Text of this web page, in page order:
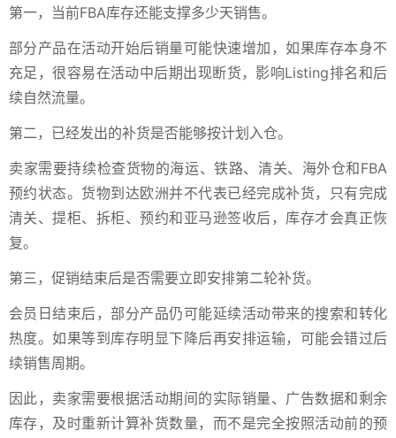
第一，当前FBA库存还能支撑多少天销售。
部分产品在活动开始后销量可能快速增加，如果库存本身不
充足，很容易在活动中后期出现断货，影响Listing排名和后
续自然流量。
第二，已经发出的补货是否能够按计划入仓。
卖家需要持续检查货物的海运、铁路、清关、海外仓和FBA
预约状态。货物到达欧洲并不代表已经完成补货，只有完成
清关、提柜、拆柜、预约和亚马逊签收后，库存才会真正恢
复。
第三，促销结束后是否需要立即安排第二轮补货。
会员日结束后，部分产品仍可能延续活动带来的搜索和转化
热度。如果等到库存明显下降后再安排运输，可能会错过后
续销售周期。
因此，卖家需要根据活动期间的实际销量、广告数据和剩余
库存，及时重新计算补货数量，而不是完全按照活动前的预